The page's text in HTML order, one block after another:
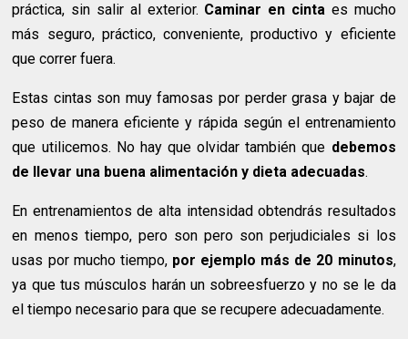
práctica, sin salir al exterior. Caminar en cintaes mucho
más seguro, práctico, conveniente, productivo y eficiente
que correr fuera.
Estas cintas son muy famosas por perder grasa y bajar de
peso de manera eficiente y rápida según el entrenamiento
que utilicemos. No hay que olvidar también que debemos
de llevar una buena alimentación y dieta adecuadas.
En entrenamientos de alta intensidad obtendrás resultados
en menos tiempo, pero son pero son perjudiciales si los
usas por mucho tiempo, por ejemplo más de 20 minutos,
ya que tus músculos harán un sobreesfuerzo y no se le da
el tiempo necesario para que se recupere adecuadamente.